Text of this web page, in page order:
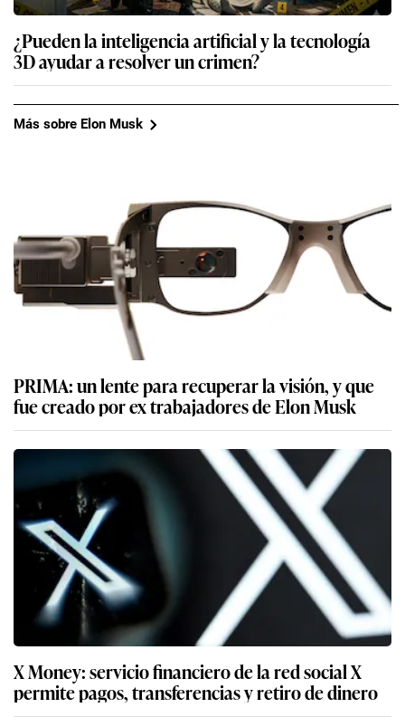
¿Pueden la inteligencia artificial y la tecnología
3D ayudar a resolver un crimen?
Más sobre Elon Musk
PRIMA: un lente para recuperar la visión, y que
fue creado por ex trabajadores de Elon Musk
X Money: servicio financiero de la red social X
permite pagos, transferencias y retiro de dinero